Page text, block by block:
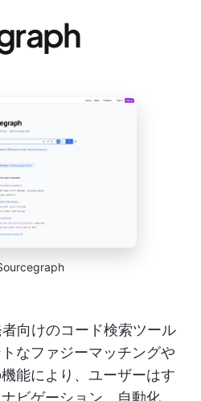
向けのコード検索ツール
なファジーマッチングや
能により、ユーザーはす
ビゲーション、自動化、